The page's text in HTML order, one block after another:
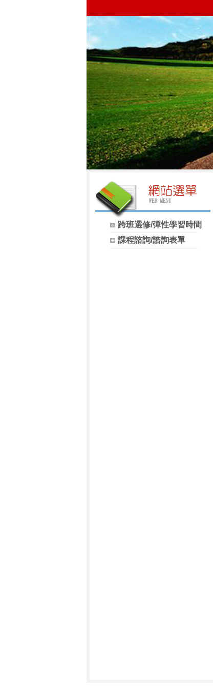
跨班選修/彈性學習時間
課程諮詢/諮詢表單